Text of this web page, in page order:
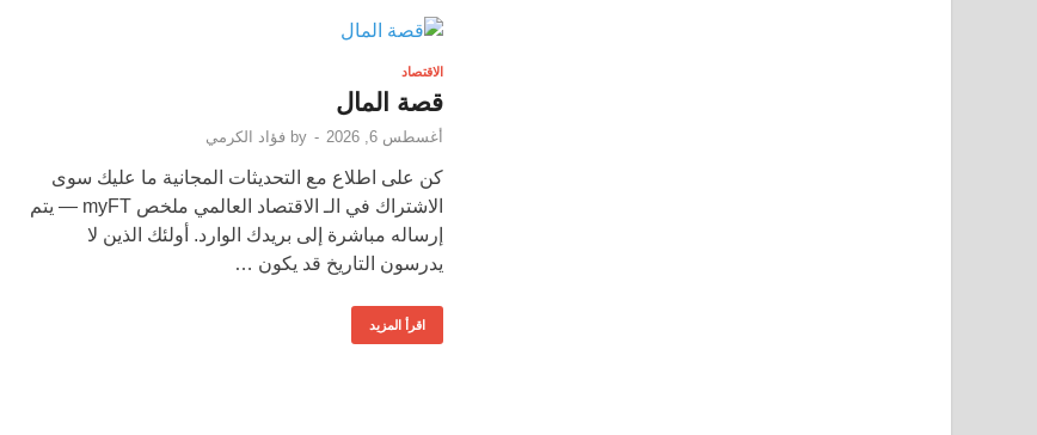
الاقتصاد
قصة المال
أغسطس 6, 2026 -
by فؤاد الكرمي
كن على اطلاع مع التحديثات المجانية ما عليك سوى
الاشتراك في الـ الاقتصاد العالمي ملخص myFT — يتم
إرساله مباشرة إلى بريدك الوارد. أولئك الذين لا
يدرسون التاريخ قد يكون …
اقرأ المزيد